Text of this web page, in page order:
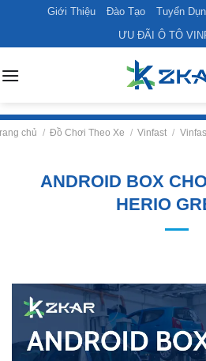
content
Giới Thiệu Đào Tạo Tuyển
ƯU ĐÃI Ô TÔ
chủ / Đồ Chơi Theo Xe / Vinfast /
ANDROID BOX
HERIO